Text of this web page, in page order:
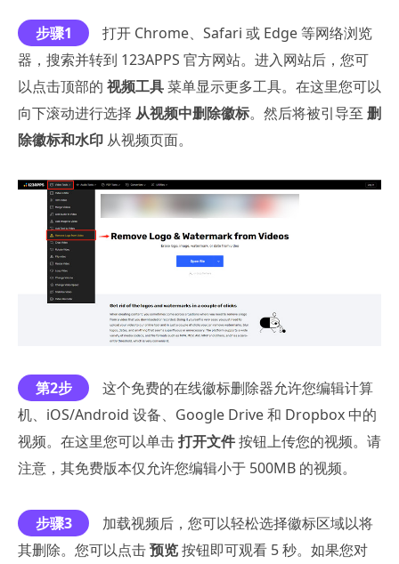
步骤1
打开 Chrome、Safari 或 Edge 等网络浏览
器，搜索并转到 123APPS 官方网站。进入网站后，您可
以点击顶部的 视频工具菜单显示更多工具。在这里您可以
向下滚动进行选择 从视频中删除徽标。然后将被引导至 删
除徽标和水印 从视频页面。
第2步
这个免费的在线徽标删除器允许您编辑计算
机、iOS/Android 设备、Google Drive 和 Dropbox 中的
视频。在这里您可以单击打开文件按钮上传您的视频。请
注意，其免费版本仅允许您编辑小于 500MB 的视频。
步骤3
加载视频后，您可以轻松选择徽标区域以将
其删除。您可以点击预览按钮即可观看 5 秒。如果您对